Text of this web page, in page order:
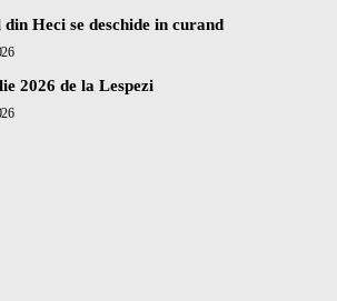
Heci se deschide in curand
2026 de la Lespezi